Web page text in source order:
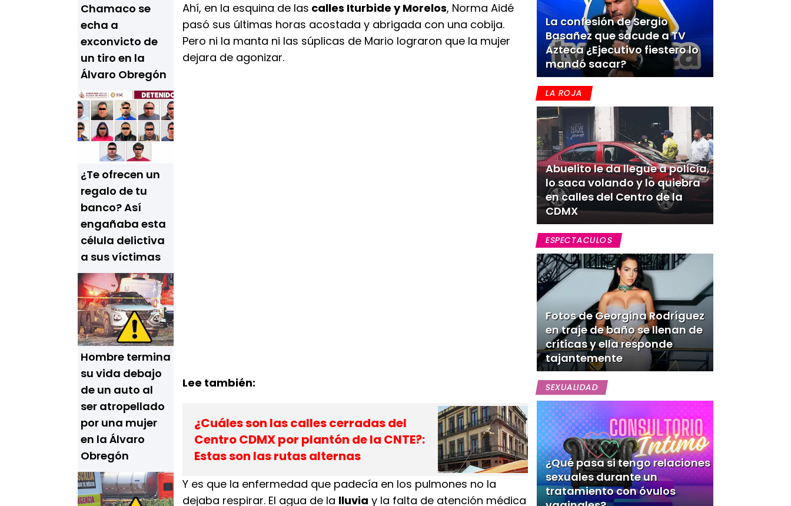
Chamaco se
echa a
exconvicto de
un tiro en la
Álvaro Obregón
¿Te ofrecen un
regalo de tu
banco? Así
engañaba esta
célula delictiva
a sus víctimas
Hombre termina
su vida debajo
de un auto al
ser atropellado
por una mujer
en la Álvaro
Obregón
Ahí, en la esquina de las calles Iturbide y Morelos, Norma Aidé
pasó sus últimas horas acostada y abrigada con una cobija.
Pero ni la manta ni las súplicas de Mario lograron que la mujer
dejara de agonizar.
Lee también:
¿Cuáles son las calles cerradas del
Centro CDMX por plantón de la CNTE?:
Estas son las rutas alternas
Y es que la enfermedad que padecía en los pulmones no la
dejaba respirar. El agua de la lluvia y la falta de atención médica
La confesión de Sergio
Basañez que sacude a TV
Azteca ¿Ejecutivo fiestero lo
mandó sacar?
LA ROJA
Abuelito le da llegue a policía,
lo saca volando y lo quiebra
en calles del Centro de la
CDMX
ESPECTACULOS
Fotos de Georgina Rodríguez
en traje de baño se llenan de
críticas y ella responde
tajantemente
SEXUALIDAD
¿Qué pasa si tengo relaciones
sexuales durante un
tratamiento con óvulos